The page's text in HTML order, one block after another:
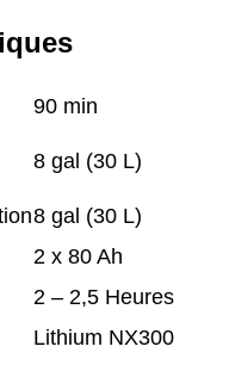
90 min
8 gal (30 L)
8 gal (30 L)
2 x 80 Ah
2 – 2,5 Heures
Lithium NX300